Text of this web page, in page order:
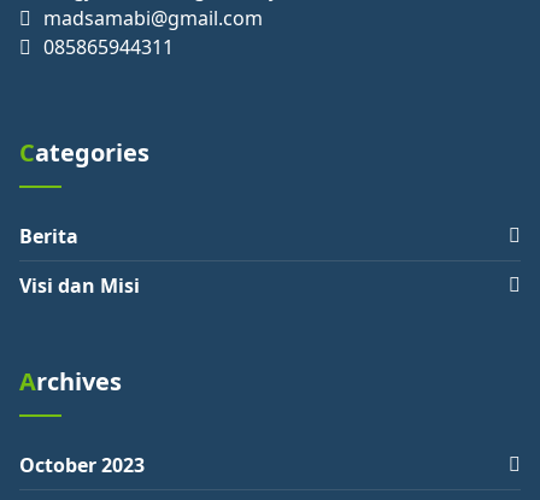
madsamabi@gmail.com
085865944311
Categories
Berita
Visi dan Misi
Archives
October 2023